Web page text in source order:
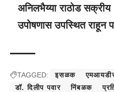
अनिलभैय्या राठोड
उपोषणास उपस्थित राहून
TAGGED: इसळक
डॉ. दिलीप पवार
निंबळक